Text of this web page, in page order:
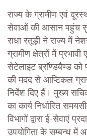
राज्य के ग्रामीण एवं
सेवाओं की आसान पहुंच
राधा रतूड़ी ने राज्य में
ग्रामीण क्षेत्रों में
सेटेलाइट ब्राॅण्डबैण्ड को
की मदद से आप्टिकल
निर्देश दिए हैं। मुख्य
का कार्य निर्धारित
विभागों द्वारा ई-सेवाएं
उपयोगिता के सम्बन्ध में